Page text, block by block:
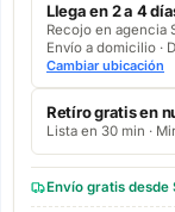
Llega en 2 a 4
Recojo en agencia
Envío a domicilio ·
Cambiar ubicación
Retíro gratis en
Lista en 30 min ·
Envío gratis desde